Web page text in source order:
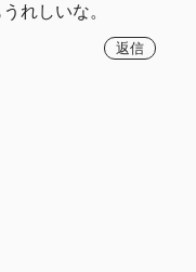
れしいな。
返信